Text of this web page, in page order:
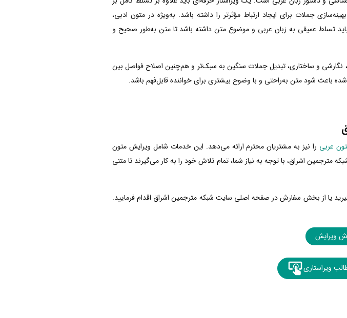
جملات برای ایجاد ارتباط مؤثرتر را داشته باشد. به‌ویژه در متون ادبی،
تسلط عمیقی به زبان عربی و موضوع متن داشته باشد تا متن به‌طور صحیح و
نگارشی و ساختاری، تبدیل جملات سنگین به سبک‌تر و هم‌چنین اصلاح فواصل بین
باعث شود متن به‌راحتی و با وضوح بیشتری برای خواننده قابل‌فهم باشد.
عربی را نیز به مشتریان محترم ارائه می‌دهد. این خدمات شامل ویرایش متون
اشراق، با توجه به نیاز شما، تمام تلاش خود را به کار می‌گیرند تا متنی
یا از بخش سفارش در صفحه اصلی سایت شبکه مترجمین اشراق اقدام فرمایید.
ویرایش
ویراستاری